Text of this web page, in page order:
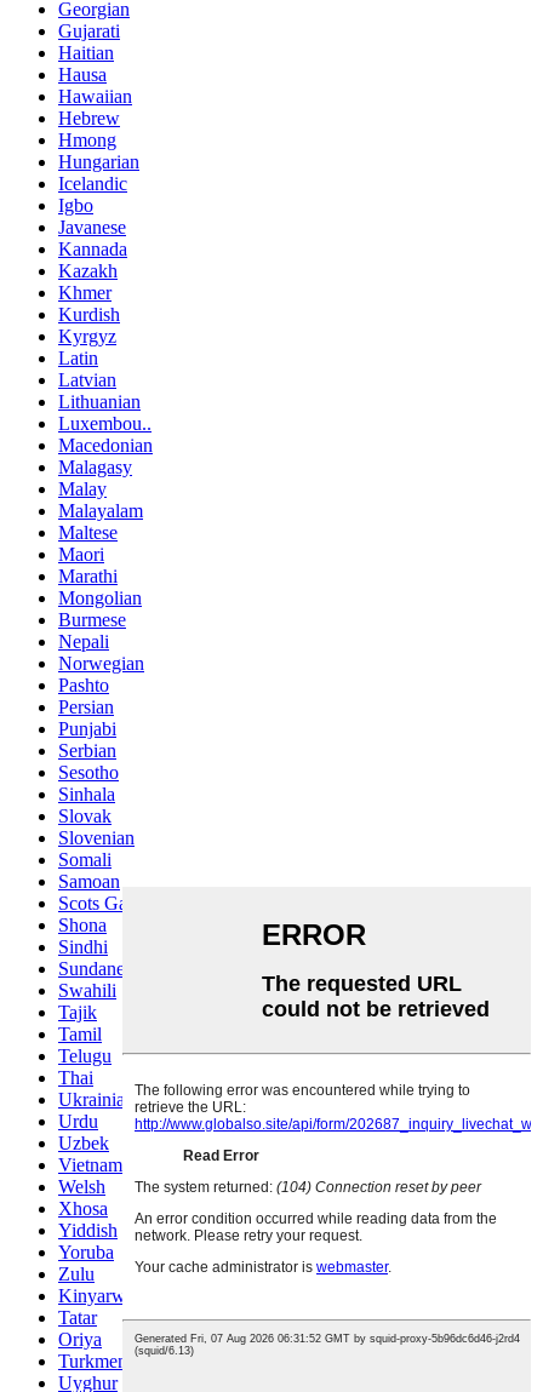
Georgian
Gujarati
Haitian
Hausa
Hawaiian
Hebrew
Hmong
Hungarian
Icelandic
Igbo
Javanese
Kannada
Kazakh
Khmer
Kurdish
Kyrgyz
Latin
Latvian
Lithuanian
Luxembou..
Macedonian
Malagasy
Malay
Malayalam
Maltese
Maori
Marathi
Mongolian
Burmese
Nepali
Norwegian
Pashto
Persian
Punjabi
Serbian
Sesotho
Sinhala
Slovak
Slovenian
Somali
Samoan
Scots Gaelic
Shona
Sindhi
Sundanese
Swahili
Tajik
Tamil
Telugu
Thai
Ukrainian
Urdu
Uzbek
Vietnamese
Welsh
Xhosa
Yiddish
Yoruba
Zulu
Kinyarwanda
Tatar
Oriya
Turkmen
Uyghur